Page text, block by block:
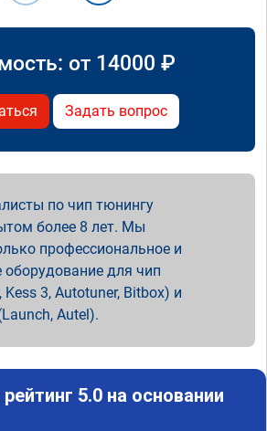
от 14000 ₽
Задать вопрос
по чип тюнингу
более 8 лет. Мы
профессиональное и
оборудование для чип
3, Autotuner, Bitbox) и
Autel).
5.0 на основании